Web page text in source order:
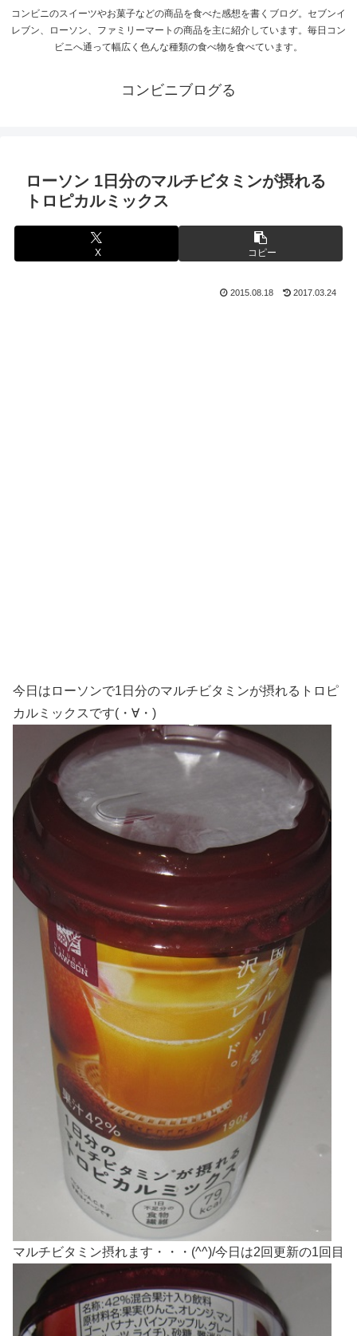
コンビニのスイーツやお菓子などの商品を食べた感想を書くブログ。セブンイ
レブン、ローソン、ファミリーマートの商品を主に紹介しています。毎日コン
ビニへ通って幅広く色んな種類の食べ物を食べています。
コンビニブログる
ローソン 1日分のマルチビタミンが摂れる
トロピカルミックス
X コピー
2015.08.18 2017.03.24
今日はローソンで1日分のマルチビタミンが摂れるトロピ
カルミックスです(・∀・)
マルチビタミン摂れます・・・(^^)/今日は2回更新の1回目